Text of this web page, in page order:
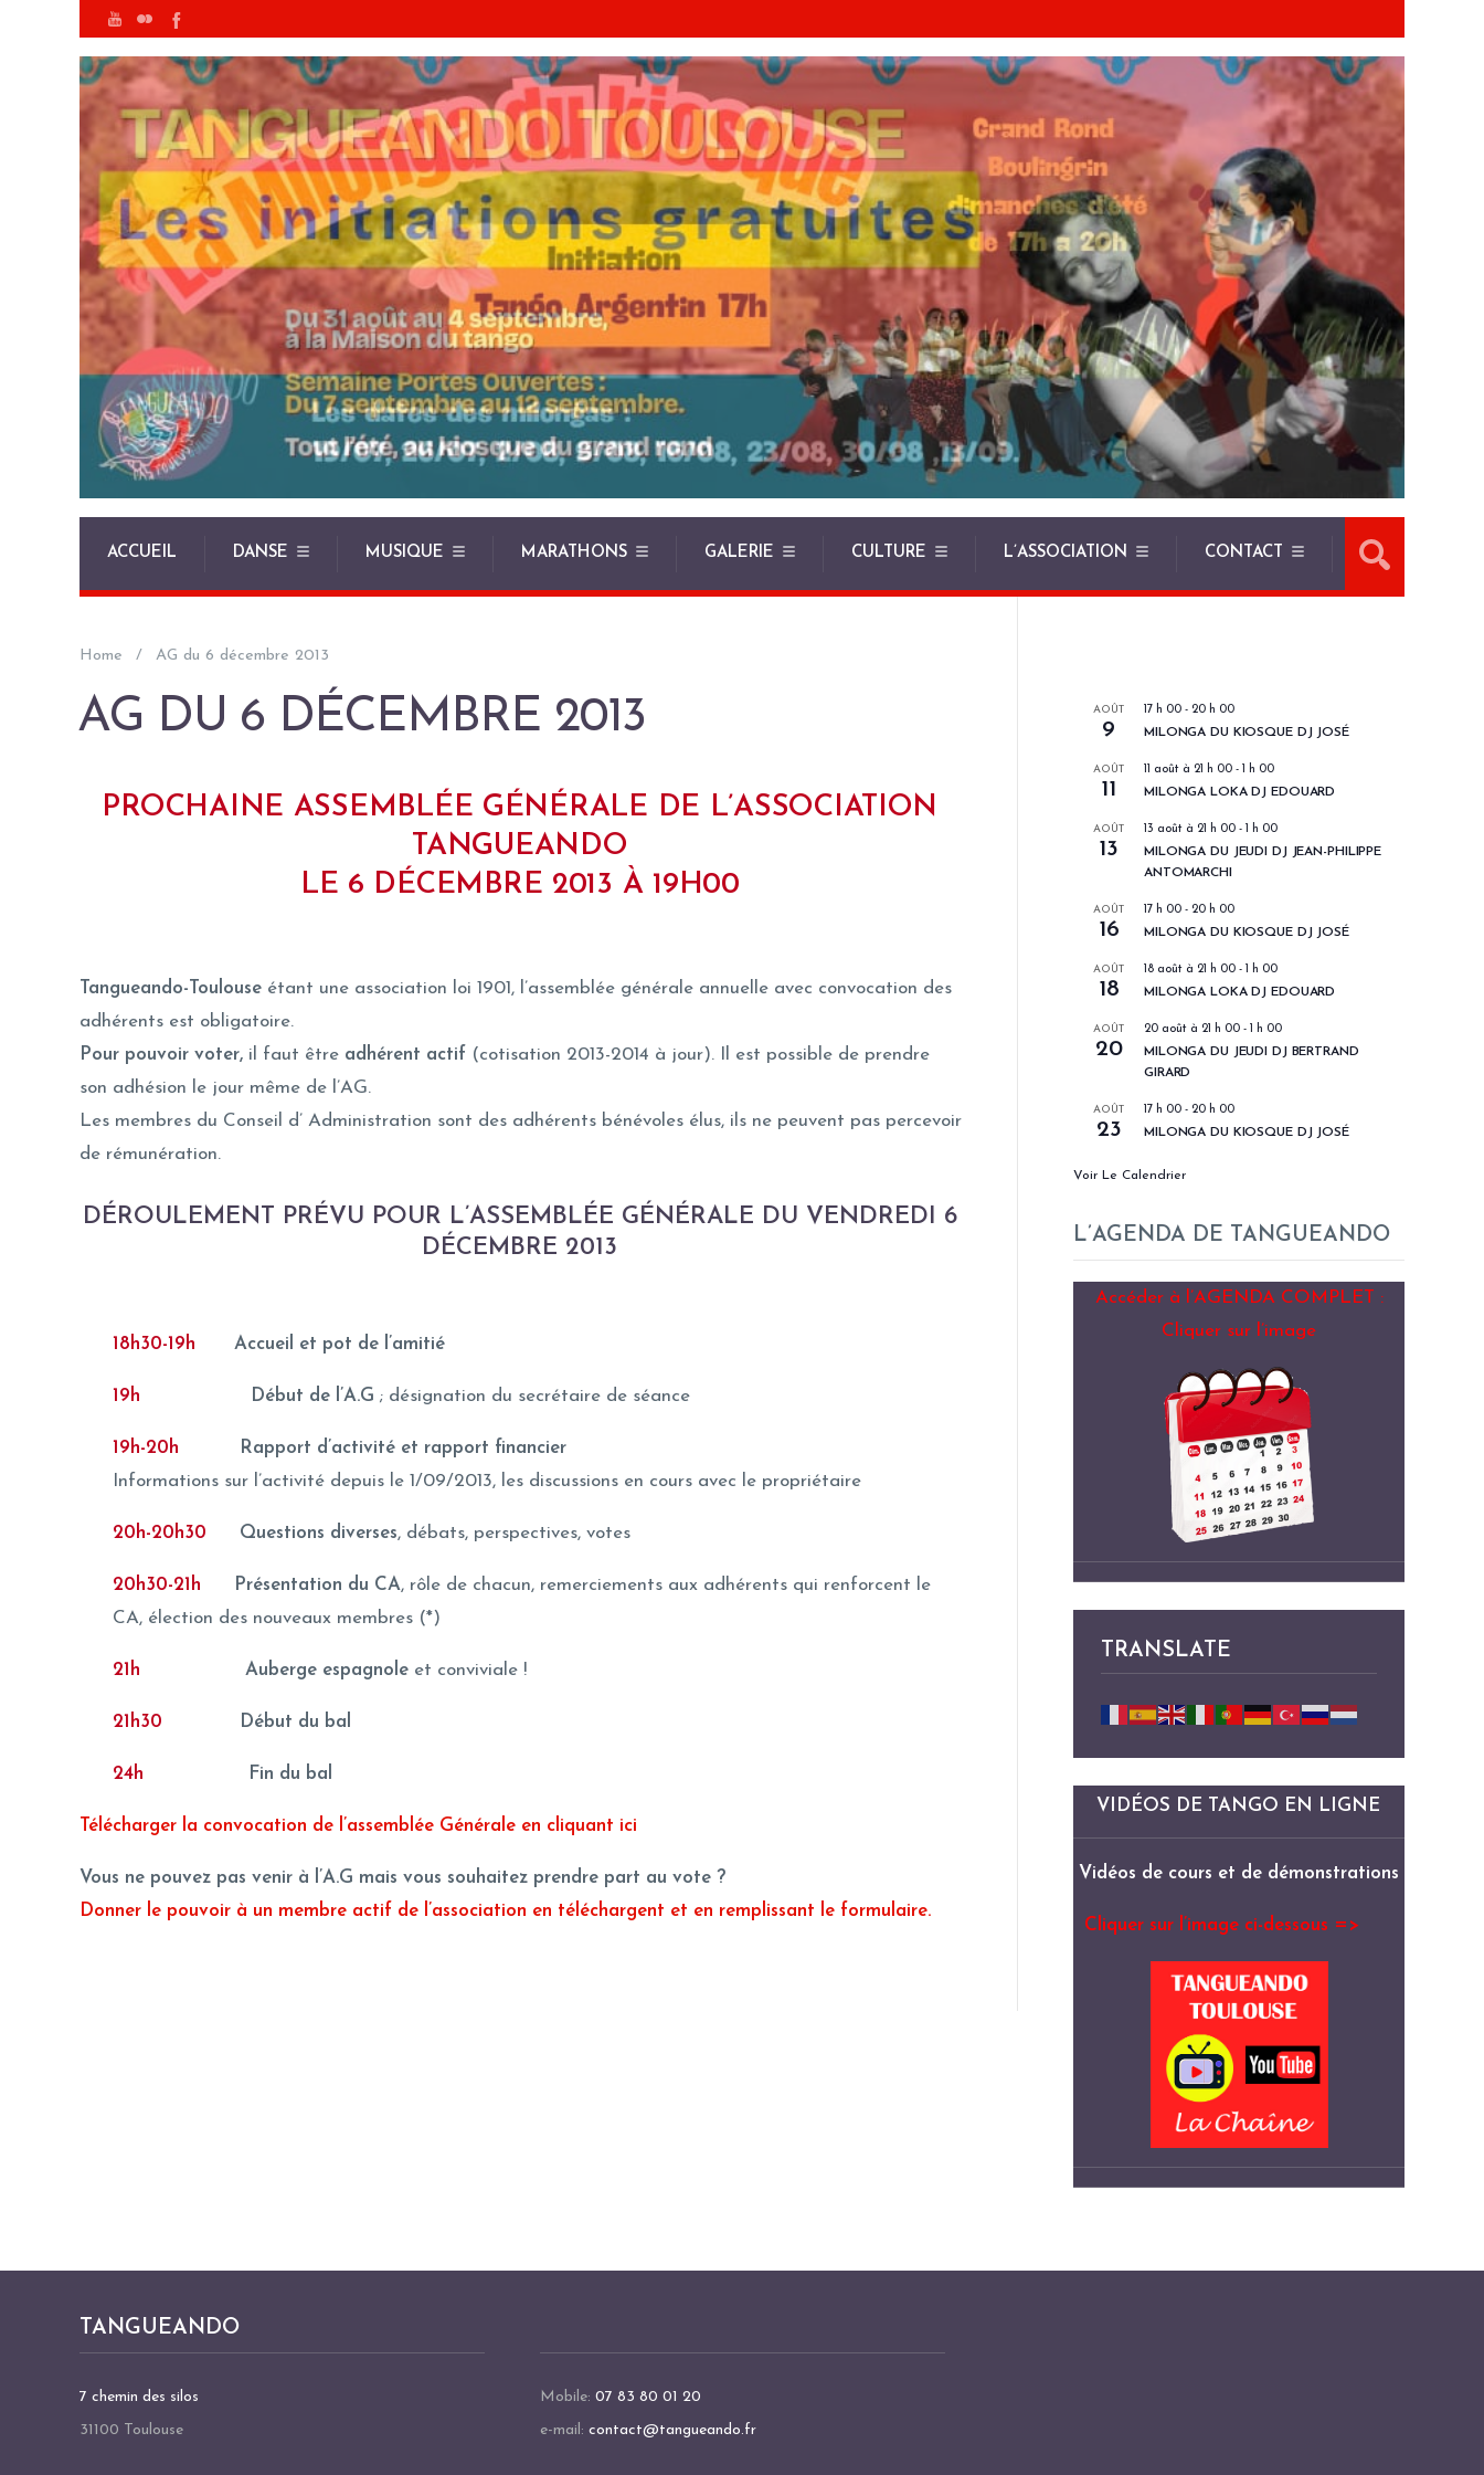
ACCUEIL DANSE MUSIQUE MARATHONS GALERIE CULTURE L’ASSOCIATION CONTACT
Home AG du 6 décembre 2013
AG DU 6 DÉCEMBRE 2013
PROCHAINE ASSEMBLÉE GÉNÉRALE DE L’ASSOCIATION
TANGUEANDO
LE 6 DÉCEMBRE 2013 À 19H00
Tangueando-Toulouse étant une association loi 1901, l’assemblée générale annuelle avec convocation des
adhérents est obligatoire.
Pour pouvoir voter, il faut être adhérent actif (cotisation 2013-2014 à jour). Il est possible de prendre
son adhésion le jour même de l’AG.
Les membres du Conseil d’ Administration sont des adhérents bénévoles élus, ils ne peuvent pas percevoir
de rémunération.
DÉROULEMENT PRÉVU POUR L’ASSEMBLÉE GÉNÉRALE DU VENDREDI 6
DÉCEMBRE 2013
18h30-19h Accueil et pot de l’amitié
19h Début de l’A.G ; désignation du secrétaire de séance
19h-20h Rapport d’activité et rapport financier
Informations sur l’activité depuis le 1/09/2013, les discussions en cours avec le propriétaire
20h-20h30 Questions diverses, débats, perspectives, votes
20h30-21h Présentation du CA, rôle de chacun, remerciements aux adhérents qui renforcent le
CA, élection des nouveaux membres (*)
21h Auberge espagnole et conviviale !
21h30 Début du bal
24h Fin du bal
Télécharger la convocation de l’assemblée Générale en cliquant ici
Vous ne pouvez pas venir à l’A.G mais vous souhaitez prendre part au vote ?
Donner le pouvoir à un membre actif de l’association en téléchargent et en remplissant le formulaire.
AOÛT
9
17 h 00 - 20 h 00
MILONGA DU KIOSQUE DJ JOSÉ
AOÛT
11
11 août à 21 h 00 - 1 h 00
MILONGA LOKA DJ EDOUARD
AOÛT
13
13 août à 21 h 00 - 1 h 00
MILONGA DU JEUDI DJ JEAN-PHILIPPE
ANTOMARCHI
AOÛT
16
17 h 00 - 20 h 00
MILONGA DU KIOSQUE DJ JOSÉ
AOÛT
18
18 août à 21 h 00 - 1 h 00
MILONGA LOKA DJ EDOUARD
AOÛT
20
20 août à 21 h 00 - 1 h 00
MILONGA DU JEUDI DJ BERTRAND
GIRARD
AOÛT
23
17 h 00 - 20 h 00
MILONGA DU KIOSQUE DJ JOSÉ
Voir Le Calendrier
L’AGENDA DE TANGUEANDO
Accéder à l’AGENDA COMPLET :
Cliquer sur l’image
TRANSLATE
VIDÉOS DE TANGO EN LIGNE
Vidéos de cours et de démonstrations
Cliquer sur l’image ci-dessous =>
TANGUEANDO
7 chemin des silos
31100 Toulouse
Mobile: 07 83 80 01 20
e-mail: contact@tangueando.fr